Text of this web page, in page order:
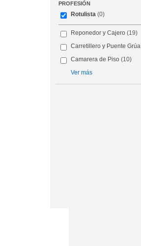
PROFESIÓN
Rotulista (0)
Reponedor y Cajero (19)
Carretillero y Puente Grúa
Camarera de Piso (10)
Ver más